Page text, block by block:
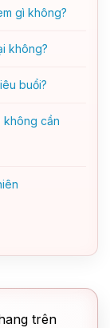
gì không?
không?
buổi?
không cần
trên